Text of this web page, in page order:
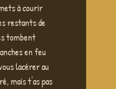
à courir
restants de
tombent
en feu
lacérer au
mais t'as pas